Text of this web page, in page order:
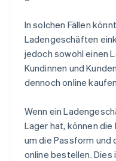
In solchen Fällen
Ladengeschäften
jedoch sowohl einen
Kundinnen und
dennoch online
Wenn ein
Lager hat, können
um die Passform und
online bestellen.